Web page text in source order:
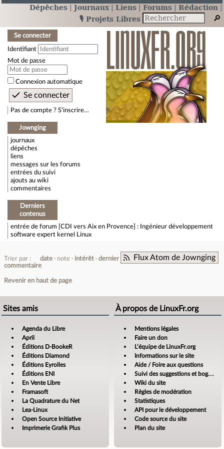
Dépêches Journaux Liens Forums
Rédaction
🎙️ Projets Libres
Se connecter
Identifiant
Mot de passe
Connexion automatique
Pas de compte ? S’inscrire…
Jownging
journaux
dépêches
liens
messages sur les forums
entrées du suivi
ajouts au wiki
commentaires
Derniers
contenus
entrée de forum
[CDI vers Aix en Provence] : Ingénieur développement
software expert kernel Linux
Flux Atom de Jownging
Trier par : date note intérêt
dernier
commentaire
Revenir en haut de page
Sites amis
Agenda du Libre
April
Éditions D-BookeR
Éditions Diamond
Éditions Eyrolles
Éditions ENI
En Vente Libre
Framasoft
La Quadrature du Net
Lea-Linux
Open Source Initiative
Imprimerie Grafik Plus
À propos de LinuxFr.org
Mentions légales
Faire un don
L’équipe de LinuxFr.org
Informations sur le site
Aide / Foire aux questions
Suivi des suggestions et bogues
Wiki du site
Règles de modération
Statistiques
API pour le développement
Code source du site
Plan du site